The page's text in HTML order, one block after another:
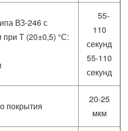
ВЗ-246 с
Т (20±0,5) °С:
55-
110
секунд
55-110
секунд
покрытия
20-25
мкм